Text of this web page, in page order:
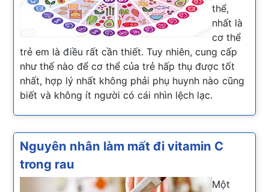
thể,
nhất là
cơ thể
trẻ em là điều rất cần thiết. Tuy nhiên, cung cấp
như thế nào để cơ thể của trẻ hấp thụ được tốt
nhất, hợp lý nhất không phải phụ huynh nào cũng
biết và không ít người có cái nhìn lệch lạc.
Nguyên nhân làm mất đi vitamin C
trong rau
Một